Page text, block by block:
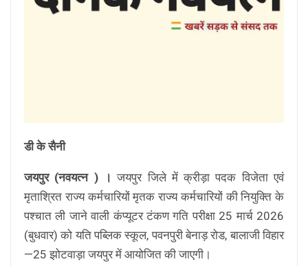
डी के सैनी
जयपुर (नवयत्न ) । जयपुर जिले में क्रीड़ा पदक विजेता एवं
मृताश्रित राज्य कर्मचारियों मृतक राज्य कर्मचारियों की नियुक्ति के
पश्चात ली जाने वाली कंप्यूटर टंकण गति परीक्षा 25 मार्च 2026
(बुधवार) को यति पब्लिक स्कूल, पवनपुरी बेनाड़ रोड, बालाजी विहार
—25 झोटवाड़ा जयपुर में आयोजित की जाएगी।